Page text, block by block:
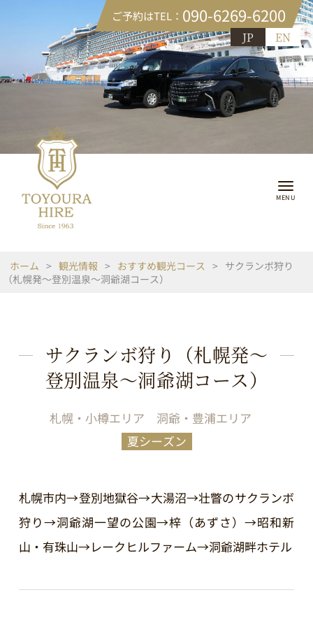
ご予約はTEL： 090-6269-6200
JP EN
ホーム > 観光情報 > おすすめ観光コース > サクランボ狩り
（札幌発～登別温泉～洞爺湖コース）
サクランボ狩り（札幌発～
登別温泉～洞爺湖コース）
札幌・小樽エリア
洞爺・豊浦エリア
夏シーズン
札幌市内→登別地獄谷→大湯沼→壮瞥のサクランボ
狩り→洞爺湖一望の公園→梓（あずさ）→昭和新
山・有珠山→レークヒルファーム→洞爺湖畔ホテル